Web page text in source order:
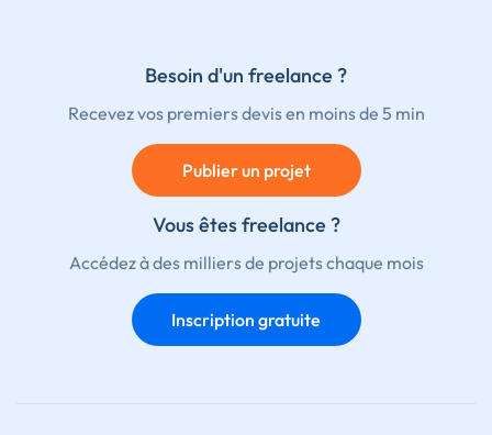
Besoin d'un freelance ?
Recevez vos premiers devis en moins de 5 min
Publier un projet
Vous êtes freelance ?
Accédez à des milliers de projets chaque mois
Inscription gratuite